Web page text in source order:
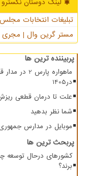
لینک دوستان نكسترو
تبلیغات انتخابات مجلس
مستر گرین وال | مجری
پربیننده ترین ها
ماهواره
در1405
علت تا درمان قطعی
شما نظر بدهید
موبایل در مدارس
پربحث ترین ها
کشورهای درحال توسعه
برند؟